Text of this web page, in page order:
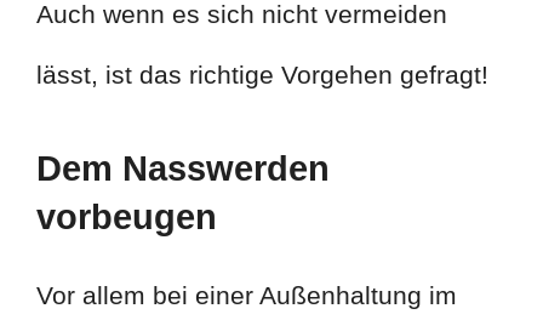
Auch wenn es sich nicht vermeiden
lässt, ist das richtige Vorgehen gefragt!
Dem Nasswerden
vorbeugen
Vor allem bei einer Außenhaltung im